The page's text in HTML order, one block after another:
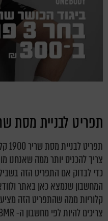
תפריט לבניית מסת שריר 1900
צריך להכניס יותר ממה שאנחנו
כדי לבדוק אם התפריט הזה
צריכים להיות לפי מחשבון ה- BMR סביב ה- 1500 קלוריות.